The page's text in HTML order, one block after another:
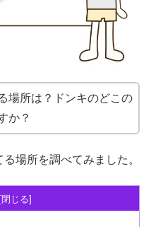
場所は？ドンキのどこの
か？
場所を調べてみました。